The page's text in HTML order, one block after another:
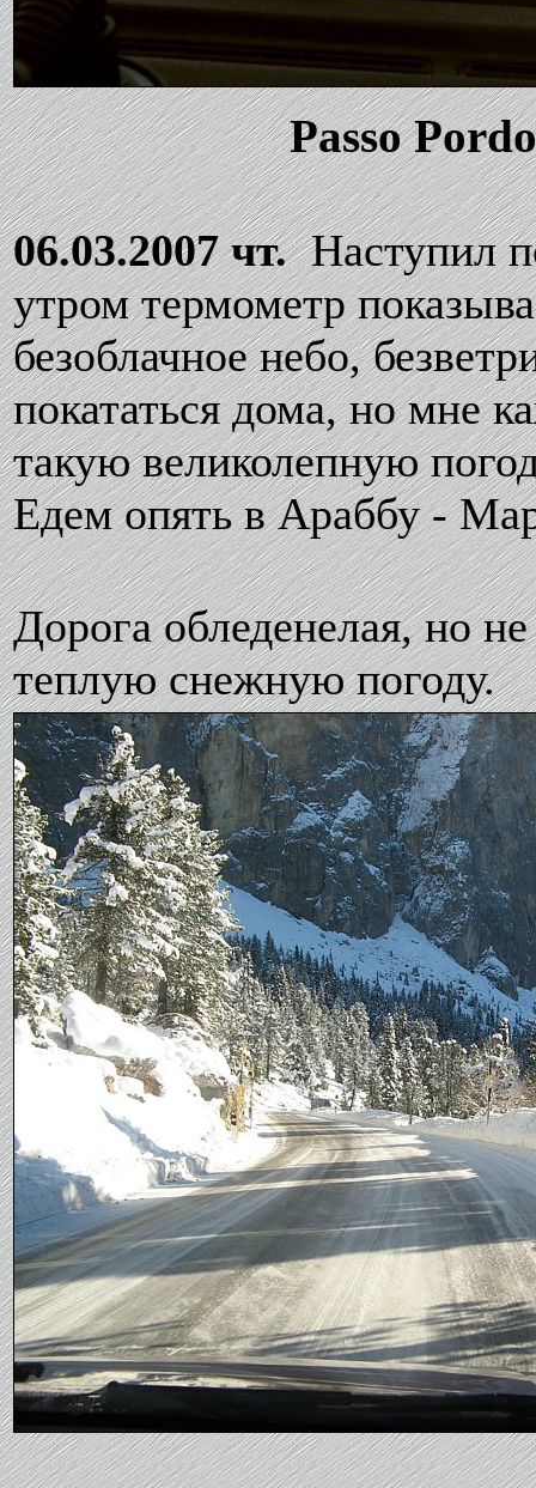
Passo
06.03.2007 чт.Наступил
утром термометр
безоблачное небо,
покататься дома, но мне
такую великолепную
Едем опять в Араббу -
Дорога обледенелая, но
теплую снежную погоду.